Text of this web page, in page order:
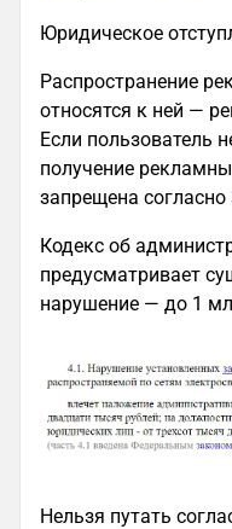
Юридическое
Распространение
относятся к ней —
Если пользователь
получение
запрещена согласно
Кодекс об
предусматривает
нарушение — до 1
Нельзя путать